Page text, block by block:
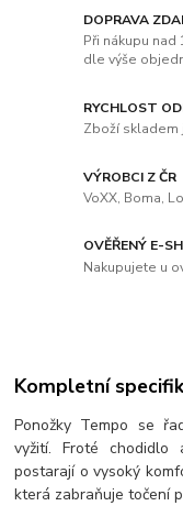
DOPRAVA
Při nákupu nad
dle výše
RYCHLOST
Zboží skladem
VÝROBCI Z ČR
VoXX, Boma,
OVĚŘENÝ E-
Nakupujete u
Kompletní
Ponožky Tempo se
vyžití. Froté
postarají o vysoký
která zabraňuje točení